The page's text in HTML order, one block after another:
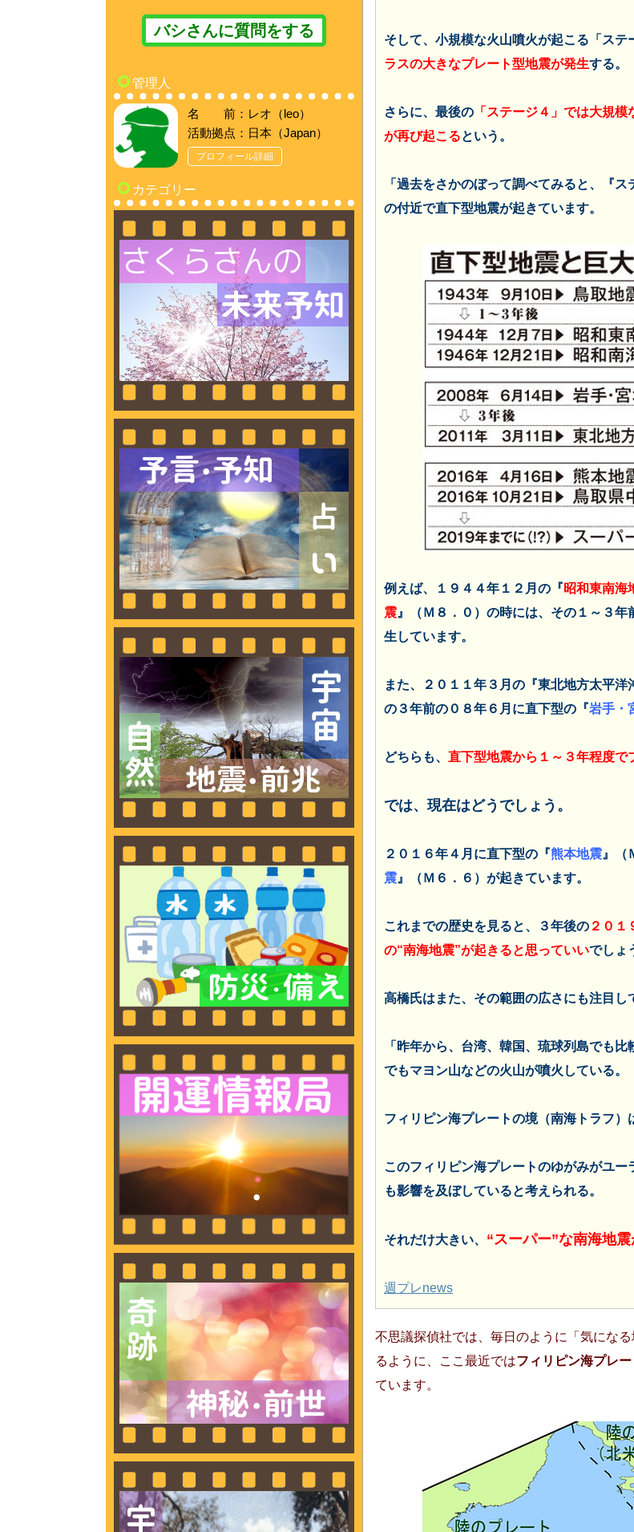
そして、小規模な火山噴火が起こる「ステ
ラスの大きなプレート型地震が発生する。
さらに、最後の 「ステージ４」では大規
が再び起こるという。
「過去をさかのぼって調べてみると、『
の付近で直下型地震が起きています。
例えば、１９４４年１２月の『 昭和東南海
震』（Ｍ８．０）の時には、その１～３年
生しています。
また、２０１１年３月の『東北地方太平洋
の３年前の０８年６月に直下型の『岩手・
どちらも、 直下型地震から１～３年程度で
では、現在はどうでしょう。
２０１６年４月に直下型の『熊本地震』（
震』（Ｍ６．６）が起きています。
これまでの歴史を見ると、３年後の ２０１
の“南海地震”が起きると思っていいでしょ
高橋氏はまた、その範囲の広さにも注目し
「昨年から、台湾、韓国、琉球列島でも
でもマヨン山などの火山が噴火している。
フィリピン海プレートの境（南海トラフ）
このフィリピン海プレートのゆがみがユ
も影響を及ぼしていると考えられる。
それだけ大きい、 “スーパー”な南海地
週プレnews
不思議探偵社では、毎日のように「気にな
るように、ここ最近ではフィリピン海プレー
ています。
バシさんに質問をする
管理人
名 前：レオ（leo）
活動拠点：日本（Japan）
プロフィール詳細
カテゴリー